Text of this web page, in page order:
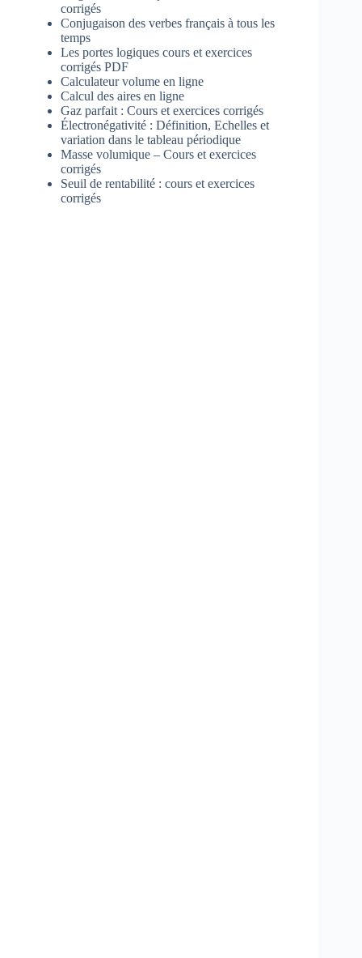
corrigés
Conjugaison des verbes français à tous les
temps
Les portes logiques cours et exercices
corrigés PDF
Calculateur volume en ligne
Calcul des aires en ligne
Gaz parfait : Cours et exercices corrigés
Électronégativité : Définition, Echelles et
variation dans le tableau périodique
Masse volumique – Cours et exercices
corrigés
Seuil de rentabilité : cours et exercices
corrigés